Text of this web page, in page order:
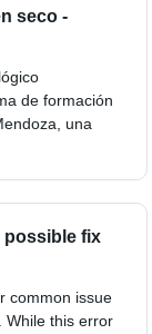
seco -
de formación
una
possible fix
common issue
While this error